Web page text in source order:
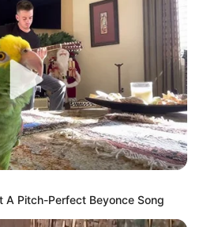
munkában egy komoly
nem látványos, de annál
akkor jön áttörés, amikor
a pihenés és a belső
váratlan kritika nem
év során rájössz,
mutatkoznod.A Dalai
csökkenti a fényt,
A Pitch-Perfect Beyonce Song